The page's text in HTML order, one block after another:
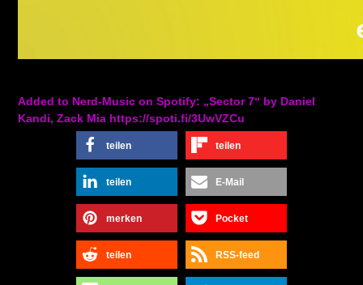
Added to Nerd-Music on Spotify: „Sector 7“ by Daniel
Kandi, Zack Mia https://spoti.fi/3UwVZCu
teilen teilen
teilen E-Mail
merken Pocket
teilen RSS-feed